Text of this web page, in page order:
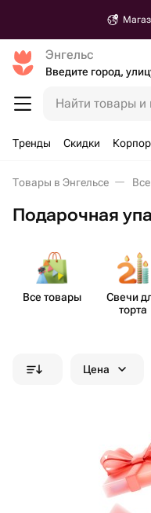
Энгельс
Найти товары и
Тренды Скидки
Товары в Энгельсе
Подарочная
Все товары
Свечи
торта
Цена